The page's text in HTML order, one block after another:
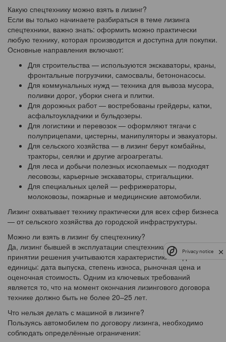
Какую спецтехнику можно взять в лизинг?
Если вы только начинаете разбираться в теме лизинга
спецтехники, важно знать: оформить можно практически
любую технику, которая производится и доступна для покупки.
Основные направления включают:
Для строительства — используются экскаваторы, краны,
фронтальные погрузчики, самосвалы, бетононасосы.
Для коммунальных нужд — техника для вывоза мусора,
поливки дорог, уборки снега и плитки.
Для дорожных работ — востребованы грейдеры, катки,
асфальтоукладчики и бульдозеры.
Для логистики и перевозок — оформляют тягачи с
полуприцепами, цистерны, манипуляторы и эвакуаторы.
Для сельского хозяйства — в лизинг берут комбайны,
тракторы, сеялки и другие агроагрегаты.
Для леса и добычи полезных ископаемых — подходят
лесовозы, карьерные экскаваторы, стригальщики.
Для специальных целей — рефрижераторы,
молоковозы, пожарные и медицинские автомобили.
Лизинг охватывает технику практически для всех сфер бизнеса
— от сельского хозяйства до городской инфраструктуры.
Можно ли взять в лизинг бу спецтехнику?
Да, лизинг бывшей в эксплуатации спецтехники доступен. При
принятии решения учитываются характеристики каждой
единицы: дата выпуска, степень износа, рыночная цена и
оценочная стоимость. Одним из ключевых требований
является то, что на момент окончания лизингового договора
технике должно быть не более 20–25 лет.
Что нельзя делать с машиной в лизинге?
Пользуясь автомобилем по договору лизинга, необходимо
соблюдать определённые ограничения:
Privacy notice